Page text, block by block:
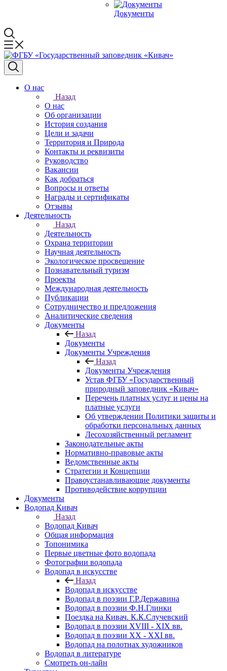
Документы
О нас
Назад
О нас
Об организации
История создания
Цели и задачи
Территория и Природа
Контакты и реквизиты
Руководство
Вакансии
Как добраться
Вопросы и ответы
Награды и сертификаты
Отзывы
Деятельность
Назад
Деятельность
Охрана территории
Научная деятельность
Экологическое просвещение
Познавательный туризм
Проекты
Международная деятельность
Публикации
Сотрудничество и предложения
Аналитические сведения
Документы
Назад
Документы
Документы Учреждения
Назад
Документы Учреждения
Устав ФГБУ «Государственный
природный заповедник «Кивач»
Перечень платных услуг и цены на
платные услуги
Об утверждении Политики защиты и
обработки персональных данных
Лесохозяйственный регламент
Законодательные акты
Нормативно-правовые акты
Ведомственные акты
Стратегии и Концепции
Правоустанавливающие документы
Противодействие коррупции
Документы
Водопад Кивач
Назад
Водопад Кивач
Общая информация
Топонимика
Первые цветные фото водопада
Фотографии водопада
Водопад в искусстве
Назад
Водопад в искусстве
Водопад в поэзии Г.Р.Державина
Водопад в поэзии Ф.Н.Глинки
Поездка на Кивач. К.К.Случевский
Водопад в поэзии XVIII - XIX вв.
Водопад в поэзии XX - XXI вв.
Водопад на полотнах художников
Водопад в литературе
Смотреть он-лайн